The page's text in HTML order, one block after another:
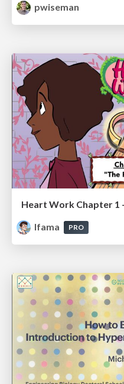
pwiseman
Heart Work Chapter 1
lfama
PRO